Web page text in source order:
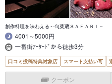
創作料理を味わえる～旬菜蔵ＳＡＦＡＲＩ～
4001～5000円
一番街ｱｰｹｰﾄﾞから徒歩3分
口コミ投稿特典対象店 スマート支払い可
クーポン